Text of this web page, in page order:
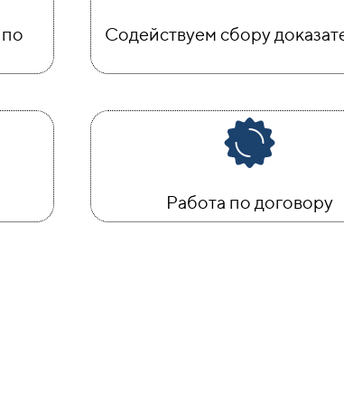
Содействуем сбору
Работа по договору